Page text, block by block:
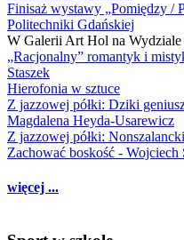
Finisaż wystawy „Pomiędzy /
Politechniki Gdańskiej
W Galerii Art Hol na
„Racjonalny” romantyk i
Staszek
Hierofonia w sztuce
Z jazzowej półki: Dziki
Magdalena Heyda-Usarewicz
Z jazzowej półki:
Zachować boskość - Wojciech
więcej ...